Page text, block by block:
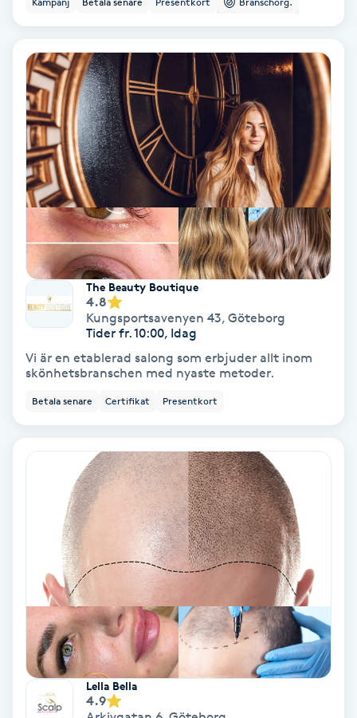
Babylights
Balayage
Bambumassage
Barber
Barnklippning
BIAB
Brynfärgning
Brynplockning
Bröllopsuppsättning
Celluliter
Coachning
The Beauty Boutique
4.8
Kungsportsavenyen 43, Göteborg
Tider fr. 10:00, Idag
Vi är en etablerad salong som erbjuder allt inom
skönhetsbranschen med nyaste metoder.
Betala senare Certifikat Presentkort
Lella Bella
4.9